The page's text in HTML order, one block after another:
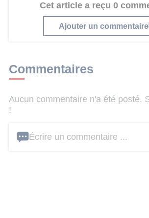
Cet article a reçu 0
Ajouter un commentaire
Commentaires
Aucun commentaire n'a été posté.
!
Écrire un commentaire ...